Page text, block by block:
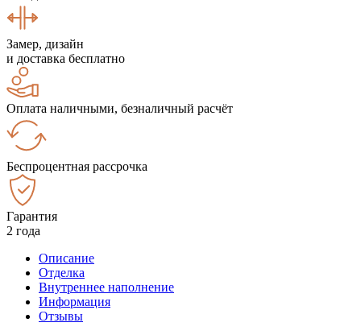
Замер, дизайн
и доставка бесплатно
Оплата наличными, безналичный расчёт
Беспроцентная рассрочка
Гарантия
2 года
Описание
Отделка
Внутреннее наполнение
Информация
Отзывы